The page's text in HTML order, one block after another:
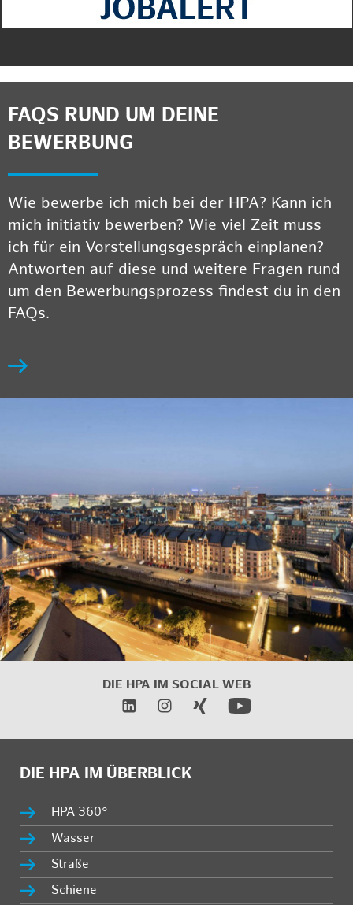
FAQS RUND UM DEINE
BEWERBUNG
Wie bewerbe ich mich bei der HPA? Kann ich
mich initiativ bewerben? Wie viel Zeit muss
ich für ein Vorstellungsgespräch einplanen?
Antworten auf diese und weitere Fragen rund
um den Bewerbungsprozess findest du in den
FAQs.
DIE HPA IM SOCIAL WEB
DIE HPA IM ÜBERBLICK
HPA 360°
Wasser
Straße
Schiene